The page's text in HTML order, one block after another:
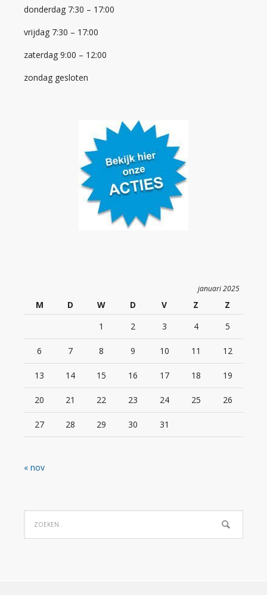
donderdag 7:30 – 17:00
vrijdag 7:30 – 17:00
zaterdag 9:00 – 12:00
zondag gesloten
januari 2025
M D W D V Z
Z
1
2 3 4 5
6 7 8 9 10 11 12
13 14 15 16 17 18 19
20 21 22 23 24 25 26
27 28 29 30 31
« nov